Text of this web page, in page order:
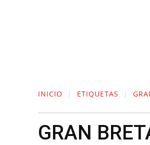
INICIO ETIQUETAS
GRAN